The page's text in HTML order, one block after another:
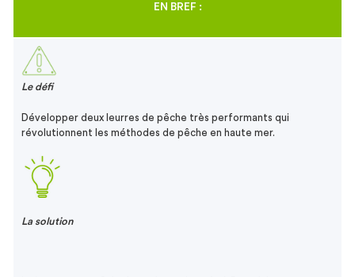
EN BREF :
Le défi
Développer deux leurres de pêche très performants qui
révolutionnent les méthodes de pêche en haute mer.
La solution